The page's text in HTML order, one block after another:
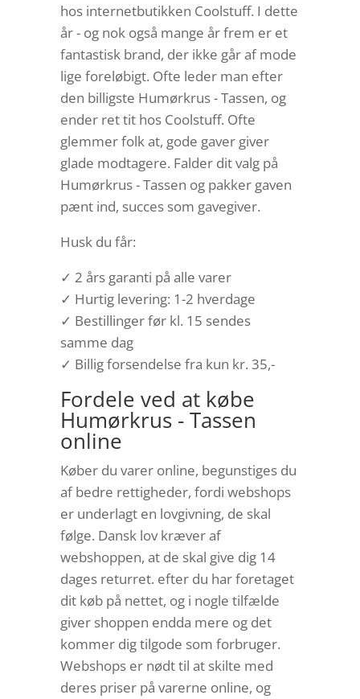
hos internetbutikken Coolstuff. I dette
år - og nok også mange år frem er et
fantastisk brand, der ikke går af mode
lige foreløbigt. Ofte leder man efter
den billigste Humørkrus - Tassen, og
ender ret tit hos Coolstuff. Ofte
glemmer folk at, gode gaver giver
glade modtagere. Falder dit valg på
Humørkrus - Tassen og pakker gaven
pænt ind, succes som gavegiver.
Husk du får:
✓ 2 års garanti på alle varer
✓ Hurtig levering: 1-2 hverdage
✓ Bestillinger før kl. 15 sendes
samme dag
✓ Billig forsendelse fra kun kr. 35,-
Fordele ved at købe
Humørkrus - Tassen
online
Køber du varer online, begunstiges du
af bedre rettigheder, fordi webshops
er underlagt en lovgivning, de skal
følge. Dansk lov kræver af
webshoppen, at de skal give dig 14
dages returret. efter du har foretaget
dit køb på nettet, og i nogle tilfælde
giver shoppen endda mere og det
kommer dig tilgode som forbruger.
Webshops er nødt til at skilte med
deres priser på varerne online, og